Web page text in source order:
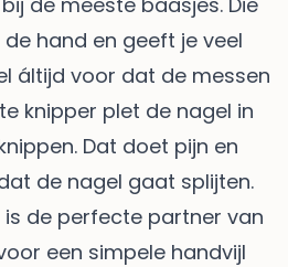
hand en geeft je veel
áltijd voor dat de messen
knipper plet de nagel in
Dat doet pijn en
de nagel gaat splijten.
is de perfecte partner van
een simpele handvijl